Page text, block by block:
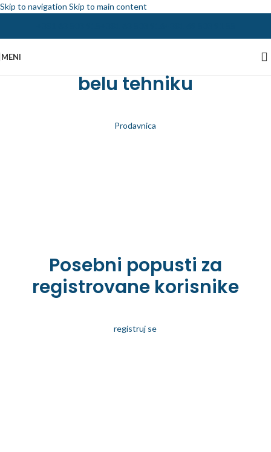
Skip to navigation Skip to main content
MENINajveća ponuda delova za
belu tehniku
Prodavnica
Posebni popusti za
registrovane korisnike
registruj se